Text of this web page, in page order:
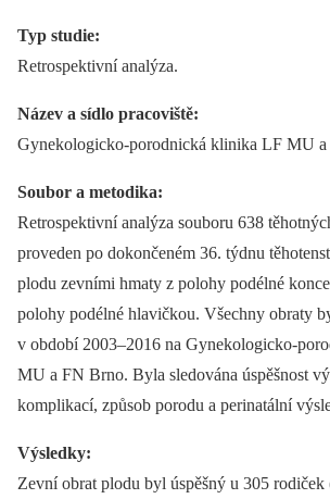
Typ studie:
Retrospektivní analýza.
Název a sídlo pracoviště:
Gynekologicko-porodnická klinika LF MU
Soubor a metodika:
Retrospektivní analýza souboru 638
proveden po dokončeném 36. týdnu
plodu zevními hmaty z polohy podélné
polohy podélné hlavičkou. Všechny obraty
v období 2003–2016 na Gynekologicko-
MU a FN Brno. Byla sledována úspěšnost
komplikací, způsob porodu a perinatální
Výsledky:
Zevní obrat plodu byl úspěšný u 305 rodiček